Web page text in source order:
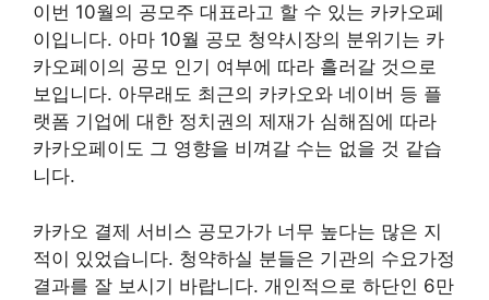
이번 10월의 공모주 대표라고 할 수 있는 카카오페
이입니다. 아마 10월 공모 청약시장의 분위기는 카
카오페이의 공모 인기 여부에 따라 흘러갈 것으로
보입니다. 아무래도 최근의 카카오와 네이버 등 플
랫폼 기업에 대한 정치권의 제재가 심해짐에 따라
카카오페이도 그 영향을 비껴갈 수는 없을 것 같습
니다.
카카오 결제 서비스 공모가가 너무 높다는 많은 지
적이 있었습니다. 청약하실 분들은 기관의 수요가정
결과를 잘 보시기 바랍니다. 개인적으로 하단인 6만